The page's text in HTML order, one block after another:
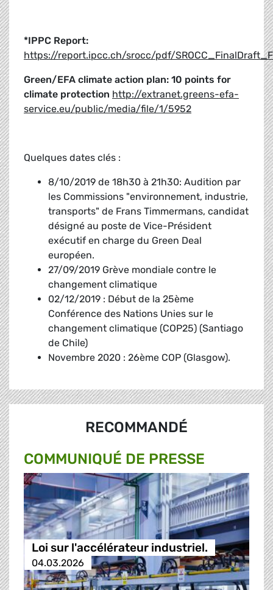
*IPPC Report:
https://report.ipcc.ch/srocc/pdf/
Green/EFA climate action plan: 10 points for
climate protection http://extranet.greens-efa-
service.eu/public/media/file/1/5952
Quelques dates clés :
8/10/2019 de 18h30 à 21h30: Audition par
les Commissions "environnement, industrie,
transports" de Frans Timmermans, candidat
désigné au poste de Vice-Président
exécutif en charge du Green Deal
européen.
27/09/2019 Grève mondiale contre le
changement climatique
02/12/2019 : Début de la 25ème
Conférence des Nations Unies sur le
changement climatique (COP25) (Santiago
de Chile)
Novembre 2020 : 26ème COP (Glasgow).
RECOMMANDÉ
COMMUNIQUÉ DE PRESSE
Loi sur l'accélérateur industriel.
04.03.2026